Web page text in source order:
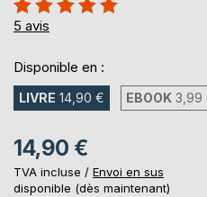
100%
5 avis
Disponible en :
LIVRE 14,90 € EBOOK 3,99
14,90 €
TVA incluse / Envoi en sus
disponible (dès maintenant)